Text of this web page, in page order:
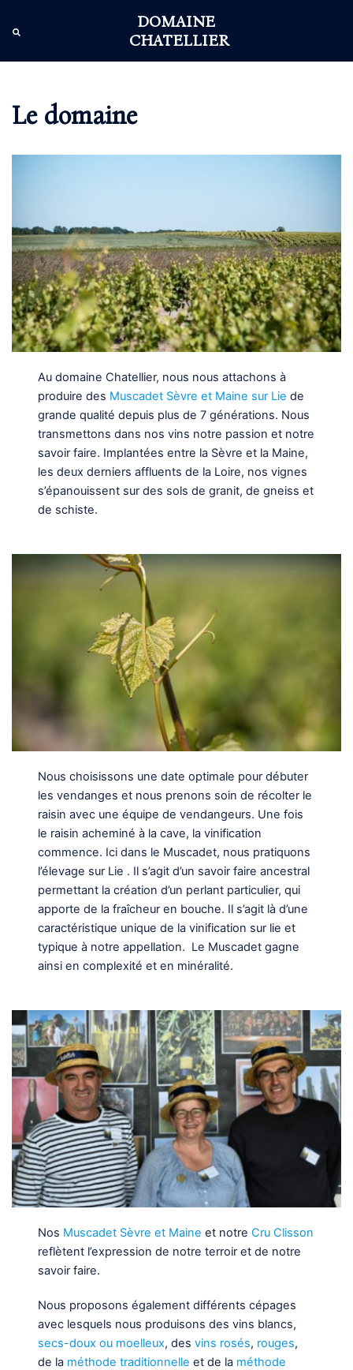
auRechercher
DOMAINE
CHATELLIER
Le domaine
Au domaine Chatellier, nous nous attachons à
produire des Muscadet Sèvre et Maine sur Lie de
grande qualité depuis plus de 7 générations. Nous
transmettons dans nos vins notre passion et notre
savoir faire. Implantées entre la Sèvre et la Maine,
les deux derniers affluents de la Loire, nos vignes
s’épanouissent sur des sols de granit, de gneiss et
de schiste.
Nous choisissons une date optimale pour débuter
les vendanges et nous prenons soin de récolter le
raisin avec une équipe de vendangeurs. Une fois
le raisin acheminé à la cave, la vinification
commence. Ici dans le Muscadet, nous pratiquons
l’élevage sur Lie . Il s’agit d’un savoir faire ancestral
permettant la création d’un perlant particulier, qui
apporte de la fraîcheur en bouche. Il s’agit là d’une
caractéristique unique de la vinification sur lie et
typique à notre appellation. Le Muscadet gagne
ainsi en complexité et en minéralité.
Nos Muscadet Sèvre et Maine et notreCru Clisson
reflètent l’expression de notre terroir et de notre
savoir faire.
Nous proposons également différents cépages
avec lesquels nous produisons des vins blancs,
secs-doux ou moelleux, desvins rosés, rouges,
de la méthode traditionnelle et de la méthode